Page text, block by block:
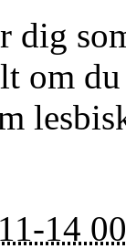
dig
om
14